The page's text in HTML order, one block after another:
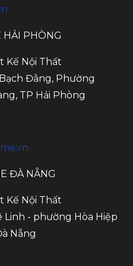
HẢI PHÒNG
Kế Nội Thất
Đằng, Phường
TP Hải Phòng
ĐÀ NẴNG
Kế Nội Thất
Linh - phường Hòa Hiệp
Nẵng